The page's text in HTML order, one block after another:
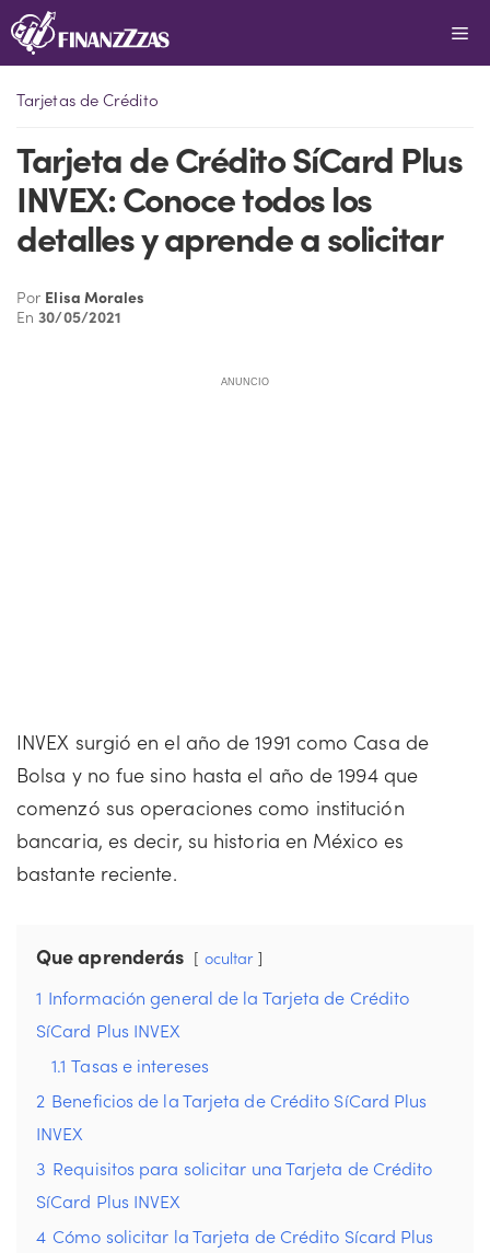
Saltar
al
Tarjetas de Crédito
Tarjeta de Crédito SíCard Plus
INVEX: Conoce todos los
detalles y aprende a solicitar
Por Elisa Morales
En30/05/2021
ANUNCIO
INVEX surgió en el año de 1991 como Casa de
Bolsa y no fue sino hasta el año de 1994 que
comenzó sus operaciones como institución
bancaria, es decir, su historia en México es
bastante reciente.
Que aprenderás ocultar
1 Información general de la Tarjeta de Crédito
SíCard Plus INVEX
1.1 Tasas e intereses
2 Beneficios de la Tarjeta de Crédito SíCard Plus
INVEX
3 Requisitos para solicitar una Tarjeta de Crédito
SíCard Plus INVEX
4 Cómo solicitar la Tarjeta de Crédito Sícard Plus